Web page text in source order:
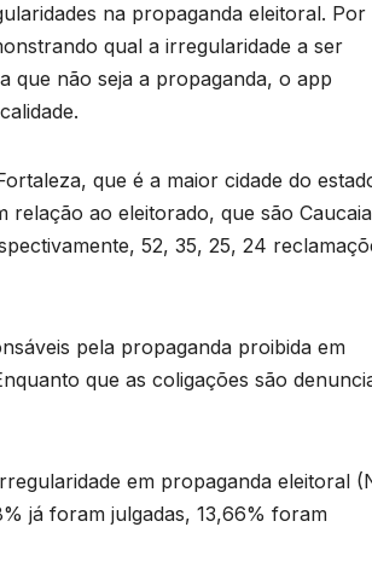
na propaganda eleitoral. Por
qual a irregularidade a ser
que não seja a propaganda, o app
que é a maior cidade do
relação ao eleitorado, que são
52, 35, 25, 24
pela propaganda proibida em
que as coligações são
em propaganda eleitoral
já foram julgadas, 13,66% foram